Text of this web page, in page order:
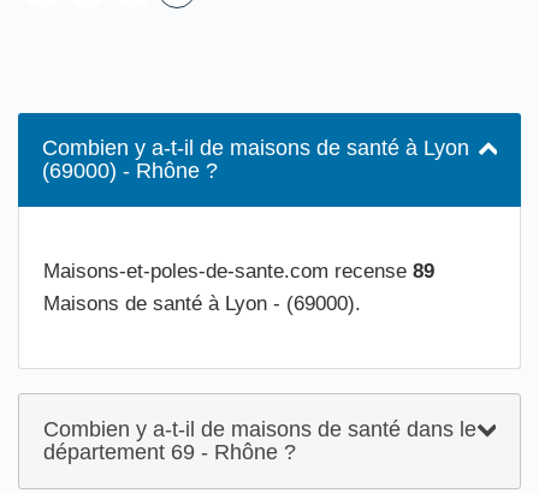
Combien y a-t-il de maisons de santé à Lyon
(69000) - Rhône ?
Maisons-et-poles-de-sante.com recense 89
Maisons de santé à Lyon - (69000).
Combien y a-t-il de maisons de santé dans le
département 69 - Rhône ?